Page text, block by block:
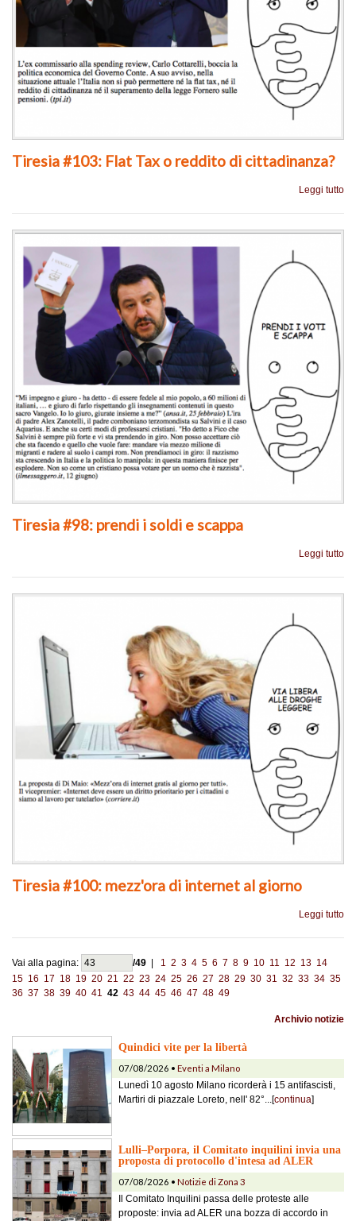
Tiresia #103: Flat Tax o reddito di cittadinanza?
Leggi tutto
Tiresia #98: prendi i soldi e scappa
Leggi tutto
Tiresia #100: mezz'ora di internet al giorno
Leggi tutto
Vai alla pagina: /49 | 1 2 3 4 5 6 7 8 9 10 11 12 13 14
15 16 17 18 19 20 21 22 23 24 25 26 27 28 29 30 31 32 33 34 35
36 37 38 39 40 41 42 43 44 45 46 47 48 49
Archivio notizie
Quindici vite per la libertà
07/08/2026 • Eventi a Milano
Lunedì 10 agosto Milano ricorderà i 15 antifascisti,
Martiri di piazzale Loreto, nell' 82°...[continua]
Lulli–Porpora, il Comitato inquilini invia una
proposta di protocollo d'intesa ad ALER
07/08/2026 • Notizie di Zona 3
Il Comitato Inquilini passa delle proteste alle
proposte: invia ad ALER una bozza di accordo in